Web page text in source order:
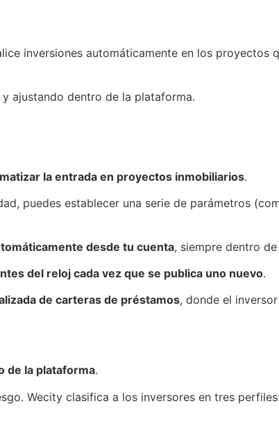
inversiones automáticamente en los proyectos
ajustando dentro de la plataforma.
la entrada en proyectos inmobiliarios.
puedes establecer una serie de parámetros
desde tu cuenta, siempre dentro
del reloj cada vez que se publica uno nuevo.
de carteras de préstamos, donde el
de la plataforma.
Wecity clasifica a los inversores en tres